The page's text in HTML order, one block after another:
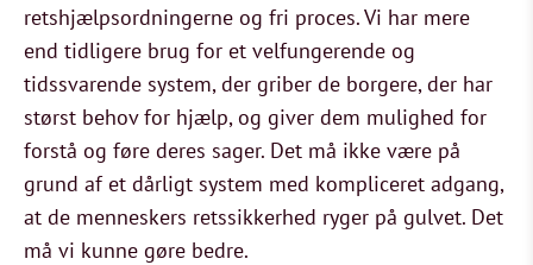
retshjælpsordningerne og fri proces. Vi har mere
end tidligere brug for et velfungerende og
tidssvarende system, der griber de borgere, der har
størst behov for hjælp, og giver dem mulighed for
forstå og føre deres sager. Det må ikke være på
grund af et dårligt system med kompliceret adgang,
at de menneskers retssikkerhed ryger på gulvet. Det
må vi kunne gøre bedre.